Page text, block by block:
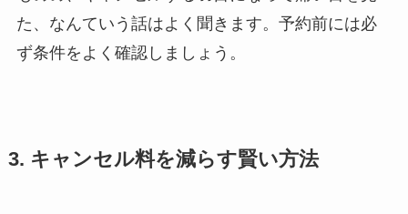
た、なんていう話はよく聞きます。予約前には必
ず条件をよく確認しましょう。
3. キャンセル料を減らす賢い方法